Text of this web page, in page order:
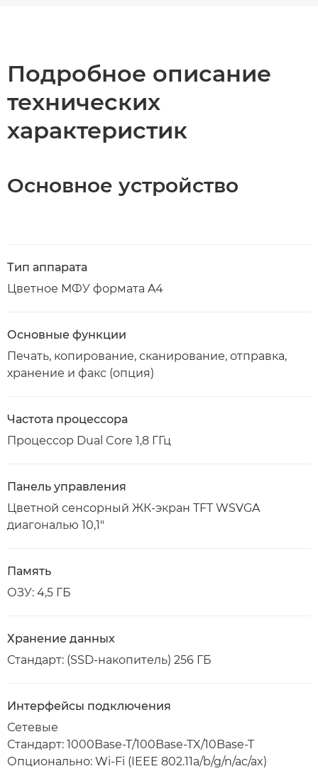
Подробное описание
технических
характеристик
Основное устройство
Тип аппарата
Цветное МФУ формата A4
Основные функции
Печать, копирование, сканирование, отправка,
хранение и факс (опция)
Частота процессора
Процессор Dual Core 1,8 ГГц
Панель управления
Цветной сенсорный ЖК-экран TFT WSVGA
диагональю 10,1"
Память
ОЗУ: 4,5 ГБ
Хранение данных
Стандарт: (SSD-накопитель) 256 ГБ
Интерфейсы подключения
Сетевые
Стандарт: 1000Base-T/100Base-TX/10Base-T
Опционально: Wi-Fi (IEEE 802.11a/b/g/n/ac/ax)